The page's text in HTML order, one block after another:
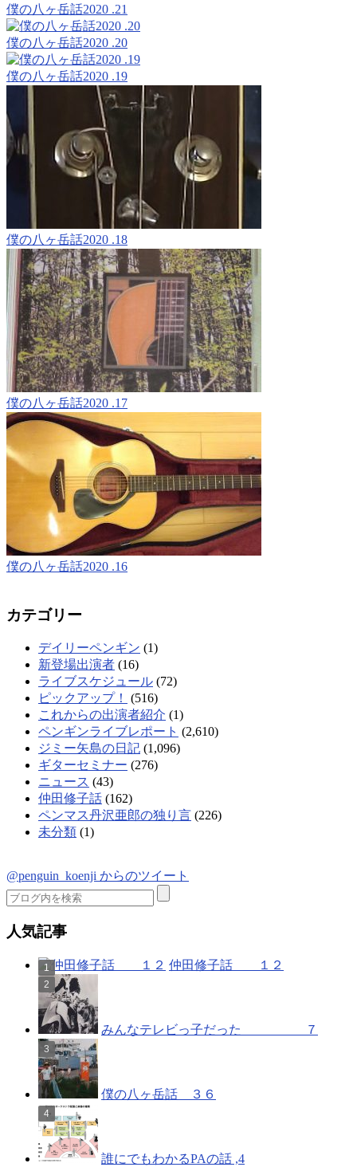
僕の八ヶ岳話2020 .21
僕の八ヶ岳話2020 .20
僕の八ヶ岳話2020 .19
僕の八ヶ岳話2020 .18
僕の八ヶ岳話2020 .17
僕の八ヶ岳話2020 .16
カテゴリー
デイリーペンギン (1)
新登場出演者 (16)
ライブスケジュール (72)
ピックアップ！
(516)
これからの出演者紹介 (1)
ペンギンライブレポート (2,610)
ジミー矢島の日記 (1,096)
ギターセミナー (276)
ニュース (43)
仲田修子話 (162)
ペンマス丹沢亜郎の独り言 (226)
未分類 (1)
@penguin_koenji からのツイート
人気記事
仲田修子話 １２
みんなテレビっ子だった ７
僕の八ヶ岳話 ３６
誰にでもわかるPAの話 ,4